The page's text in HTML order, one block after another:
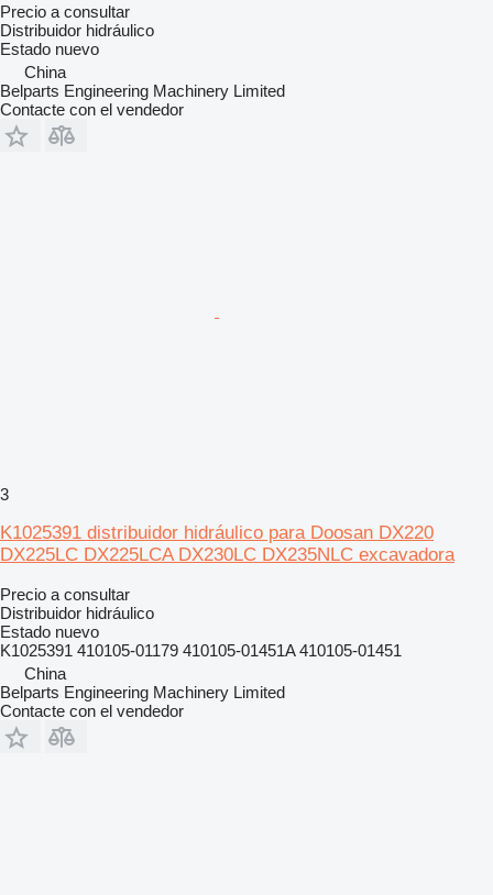
Precio a consultar
Distribuidor hidráulico
Estado nuevo
China
Belparts Engineering Machinery Limited
Contacte con el vendedor
3
K1025391 distribuidor hidráulico para Doosan DX220
DX225LC DX225LCA DX230LC DX235NLC excavadora
Precio a consultar
Distribuidor hidráulico
Estado nuevo
K1025391 410105-01179 410105-01451A 410105-01451
China
Belparts Engineering Machinery Limited
Contacte con el vendedor